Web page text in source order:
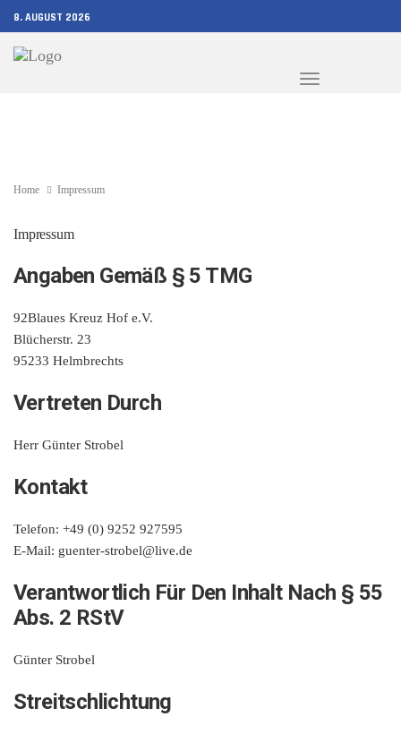
8. AUGUST 2026
Toggle
Home Impressum
Impressum
Angaben Gemäß § 5 TMG
92Blaues Kreuz Hof e.V.
Blücherstr. 23
95233 Helmbrechts
Vertreten Durch
Herr Günter Strobel
Kontakt
Telefon: +49 (0) 9252 927595
E-Mail: guenter-strobel@live.de
Verantwortlich Für Den Inhalt Nach § 55
Abs. 2 RStV
Günter Strobel
Streitschlichtung